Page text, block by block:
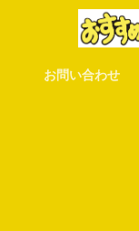
お問い合わせ